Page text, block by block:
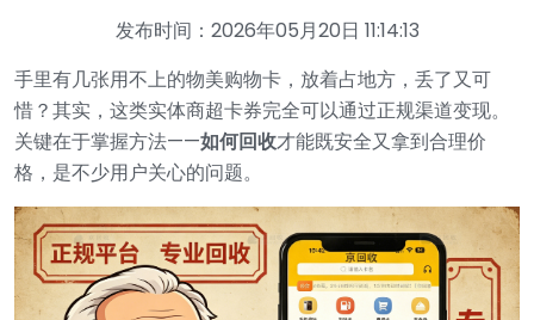
发布时间：2026年05月20日 11:14:13
手里有几张用不上的物美购物卡，放着占地方，丢了又可
惜？其实，这类实体商超卡券完全可以通过正规渠道变现。
关键在于掌握方法——如何回收才能既安全又拿到合理价
格，是不少用户关心的问题。